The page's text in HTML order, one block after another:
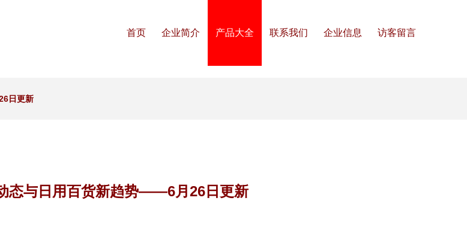
首页 企业简介 产品大全 联系我们 企业信息 访客留言
日更新
态与日用百货新趋势——6月26日更新